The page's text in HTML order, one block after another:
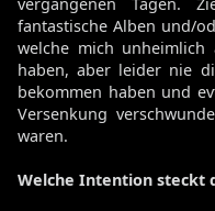
fantastische Alben und/
welche mich unheimlich
haben, aber leider nie
bekommen haben und
Versenkung
waren.
Welche Intention steckt